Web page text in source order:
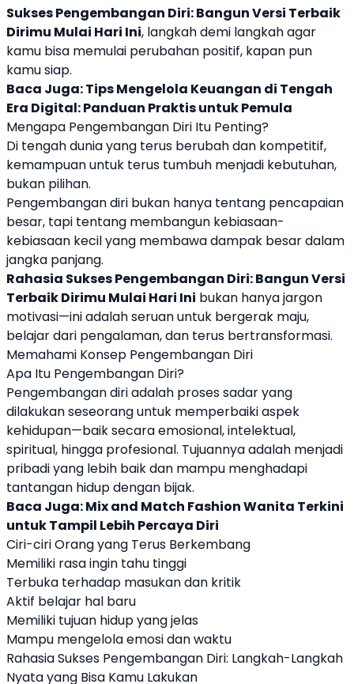
SuksesPengembangan Diri: Bangun Versi Terbaik
Dirimu Mulai Hari Ini, langkah demi langkah agar
kamu bisa memulai perubahan positif, kapan pun
kamu siap.
Baca Juga:Tips Mengelola Keuangan di Tengah
Era Digital: Panduan Praktis untuk Pemula
Mengapa Pengembangan Diri Itu Penting?
Di tengah dunia yang terus berubah dan kompetitif,
kemampuan untuk terus tumbuh menjadi kebutuhan,
bukan pilihan.
Pengembangan diri bukan hanya tentang pencapaian
besar, tapi tentang membangun kebiasaan-
kebiasaan kecil yang membawa dampak besar dalam
jangka panjang.
Rahasia Sukses Pengembangan Diri: Bangun Versi
Terbaik Dirimu Mulai Hari Ini bukan hanya jargon
motivasi—ini adalah seruan untuk bergerak maju,
belajar dari pengalaman, dan terus bertransformasi.
Memahami Konsep Pengembangan Diri
Apa Itu Pengembangan Diri?
Pengembangan diri adalah proses sadar yang
dilakukan seseorang untuk memperbaiki aspek
kehidupan—baik secara emosional, intelektual,
spiritual, hingga profesional. Tujuannya adalah menjadi
pribadi yang lebih baik dan mampu menghadapi
tantangan hidup dengan bijak.
Baca Juga:Mix and Match Fashion Wanita Terkini
untuk Tampil Lebih Percaya Diri
Ciri-ciri Orang yang Terus Berkembang
Memiliki rasa ingin tahu tinggi
Terbuka terhadap masukan dan kritik
Aktif belajar hal baru
Memiliki tujuan hidup yang jelas
Mampu mengelola emosi dan waktu
Rahasia Sukses Pengembangan Diri: Langkah-Langkah
Nyata yang Bisa Kamu Lakukan